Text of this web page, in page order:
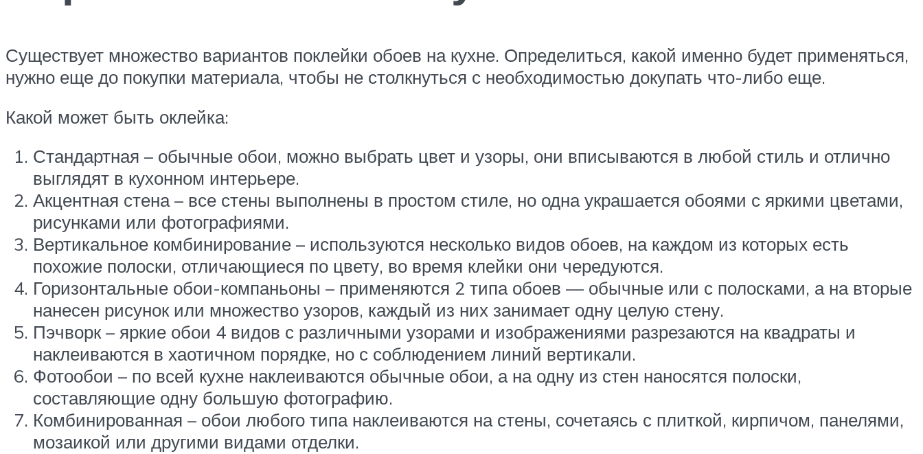
Существует множество вариантов поклейки обоев на кухне. Определиться, какой именно будет применяться,
нужно еще до покупки материала, чтобы не столкнуться с необходимостью докупать что-либо еще.
Какой может быть оклейка:
Стандартная – обычные обои, можно выбрать цвет и узоры, они вписываются в любой стиль и отлично
выглядят в кухонном интерьере.
Акцентная стена – все стены выполнены в простом стиле, но одна украшается обоями с яркими цветами,
рисунками или фотографиями.
Вертикальное комбинирование – используются несколько видов обоев, на каждом из которых есть
похожие полоски, отличающиеся по цвету, во время клейки они чередуются.
Горизонтальные обои-компаньоны – применяются 2 типа обоев — обычные или с полосками, а на вторые
нанесен рисунок или множество узоров, каждый из них занимает одну целую стену.
Пэчворк – яркие обои 4 видов с различными узорами и изображениями разрезаются на квадраты и
наклеиваются в хаотичном порядке, но с соблюдением линий вертикали.
Фотообои – по всей кухне наклеиваются обычные обои, а на одну из стен наносятся полоски,
составляющие одну большую фотографию.
Комбинированная – обои любого типа наклеиваются на стены, сочетаясь с плиткой, кирпичом, панелями,
мозаикой или другими видами отделки.